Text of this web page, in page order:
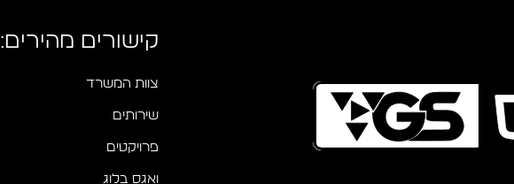
קישורים מהירים:
צוות המשרד
שירותים
פרויקטים
ואגס בלוג